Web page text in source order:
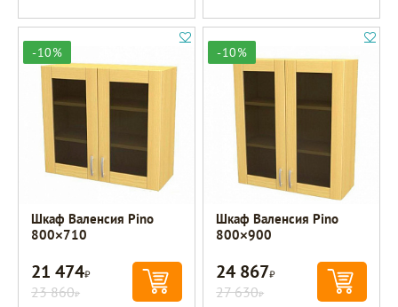
-10%
Шкаф Валенсия Pino
800×710
21 474Р
23 860Р
-10%
Шкаф Валенсия Pino
800×900
24 867Р
27 630Р